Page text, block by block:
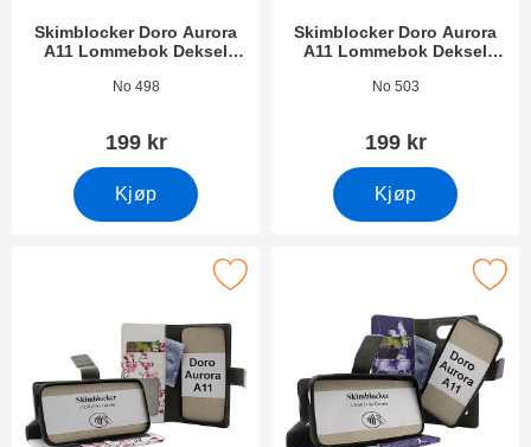
Skimblocker Doro Aurora
A11 Lommebok Deksel
Varenummer 53459
No 498
199 kr
Kjøp
Skimblocker Doro Aurora
A11 Lommebok Deksel
Varenummer 53460
No 503
199 kr
Kjøp
Doro Aurora A11 Lommebok Deksel Design som
Merk skimblocker Doro Aurora A11 Magnet